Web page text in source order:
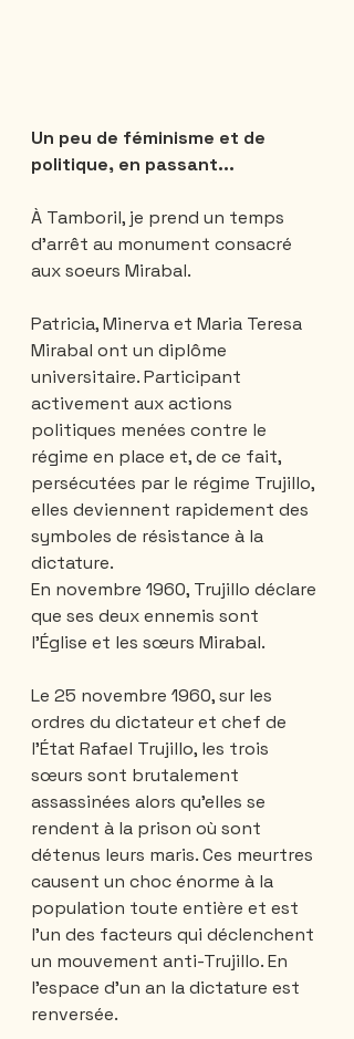
Un peu de féminisme et de
politique, en passant...
À Tamboril, je prend un temps
d'arrêt au monument consacré
aux soeurs Mirabal.
Patricia, Minerva et Maria Teresa
Mirabal ont un diplôme
universitaire. Participant
activement aux actions
politiques menées contre le
régime en place et, de ce fait,
persécutées par le régime Trujillo,
elles deviennent rapidement des
symboles de résistance à la
dictature.
En novembre 1960, Trujillo déclare
que ses deux ennemis sont
l’Église et les sœurs Mirabal.
Le 25 novembre 1960, sur les
ordres du dictateur et chef de
l’État Rafael Trujillo, les trois
sœurs sont brutalement
assassinées alors qu’elles se
rendent à la prison où sont
détenus leurs maris. Ces meurtres
causent un choc énorme à la
population toute entière et est
l’un des facteurs qui déclenchent
un mouvement anti-Trujillo. En
l’espace d’un an la dictature est
renversée.